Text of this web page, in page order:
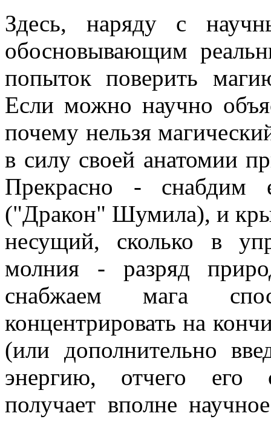
Здесь, наряду с
обосновывающим
попыток поверить
Если можно научно
почему нельзя
в силу своей анатомии
Прекрасно - снабдим
("Дракон" Шумила), и
несущий, сколько в
молния - разряд
снабжаем мага
концентрировать на
(или дополнительно
энергию, отчего его
получает вполне